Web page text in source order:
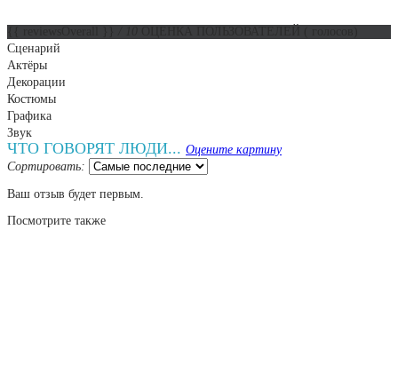
Сценарий
Актёры
Декорации
Костюмы
Графика
Звук
ЧТО ГОВОРЯТ ЛЮДИ... Оцените картину
Сортировать:
Ваш отзыв будет первым.
Посмотрите также